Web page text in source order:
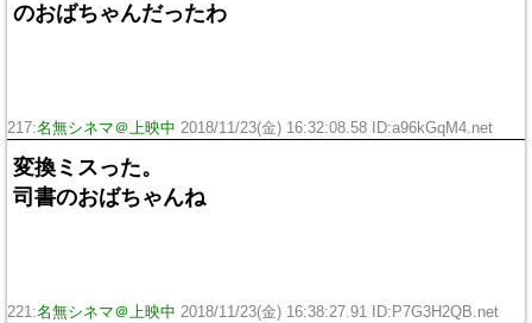
のおばちゃんだったわ
217:名無シネマ＠上映中 2018/11/23(金) 16:32:08.58 ID:a96kGqM4.net
変換ミスった。
司書のおばちゃんね
221:名無シネマ＠上映中 2018/11/23(金) 16:38:27.91 ID:P7G3H2QB.net